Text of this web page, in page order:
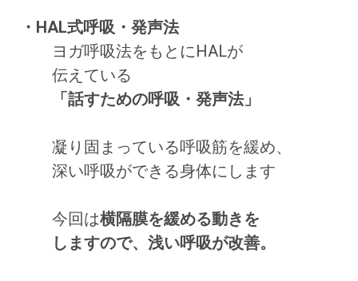
・HAL式呼吸・発声法
ヨガ呼吸法をもとにHALが
伝えている
「話すための呼吸・発声法」
凝り固まっている呼吸筋を緩め、
深い呼吸ができる身体にします
今回は横隔膜を緩める動きを
しますので、浅い呼吸が改善。